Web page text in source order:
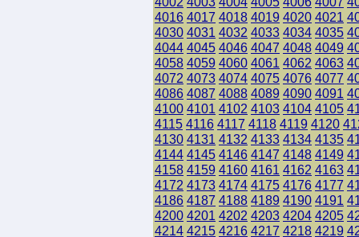
4016 4017 4018 4019 4020 4021
4030 4031 4032 4033 4034 4035
4044 4045 4046 4047 4048 4049
4058 4059 4060 4061 4062 4063
4072 4073 4074 4075 4076 4077
4086 4087 4088 4089 4090 4091
4100 4101 4102 4103 4104 4105
4115 4116 4117 4118 4119 4120
4130 4131 4132 4133 4134 4135
4144 4145 4146 4147 4148 4149
4158 4159 4160 4161 4162 4163
4172 4173 4174 4175 4176 4177
4186 4187 4188 4189 4190 4191
4200 4201 4202 4203 4204 4205
4214 4215 4216 4217 4218 4219